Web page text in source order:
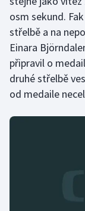
Lezení
Lyže a
Moderní pětiboj
osm sekund.
střelbě a na
Einara
připravil o
druhé střelbě
od medaile